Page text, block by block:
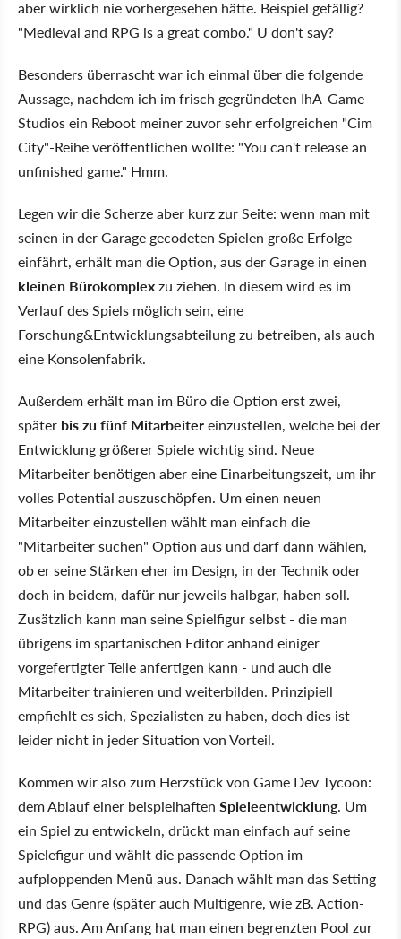
aber wirklich nie vorhergesehen hätte. Beispiel gefällig?
"Medieval and RPG is a great combo." U don't say?
Besonders überrascht war ich einmal über die folgende
Aussage, nachdem ich im frisch gegründeten IhA-Game-
Studios ein Reboot meiner zuvor sehr erfolgreichen "Cim
City"-Reihe veröffentlichen wollte: "You can't release an
unfinished game." Hmm.
Legen wir die Scherze aber kurz zur Seite: wenn man mit
seinen in der Garage gecodeten Spielen große Erfolge
einfährt, erhält man die Option, aus der Garage in einen
kleinen Bürokomplexzu ziehen. In diesem wird es im
Verlauf des Spiels möglich sein, eine
Forschung&Entwicklungsabteilung zu betreiben, als auch
eine Konsolenfabrik.
Außerdem erhält man im Büro die Option erst zwei,
später bis zu fünf Mitarbeitereinzustellen, welche bei der
Entwicklung größerer Spiele wichtig sind. Neue
Mitarbeiter benötigen aber eine Einarbeitungszeit, um ihr
volles Potential auszuschöpfen. Um einen neuen
Mitarbeiter einzustellen wählt man einfach die
"Mitarbeiter suchen" Option aus und darf dann wählen,
ob er seine Stärken eher im Design, in der Technik oder
doch in beidem, dafür nur jeweils halbgar, haben soll.
Zusätzlich kann man seine Spielfigur selbst - die man
übrigens im spartanischen Editor anhand einiger
vorgefertigter Teile anfertigen kann - und auch die
Mitarbeiter trainieren und weiterbilden. Prinzipiell
empfiehlt es sich, Spezialisten zu haben, doch dies ist
leider nicht in jeder Situation von Vorteil.
Kommen wir also zum Herzstück von Game Dev Tycoon:
dem Ablauf einer beispielhaften Spieleentwicklung. Um
ein Spiel zu entwickeln, drückt man einfach auf seine
Spielefigur und wählt die passende Option im
aufploppenden Menü aus. Danach wählt man das Setting
und das Genre (später auch Multigenre, wie zB. Action-
RPG) aus. Am Anfang hat man einen begrenzten Pool zur